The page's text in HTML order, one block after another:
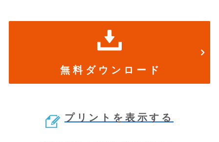
無 料 ダ ウ ン ロ ー ド
プリントを表示する